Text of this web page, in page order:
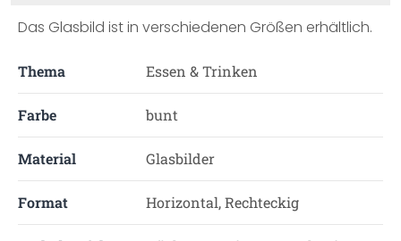
Das Glasbild ist in verschiedenen Größen erhältlich.
Thema Essen & Trinken
Farbe bunt
Material Glasbilder
Format Horizontal, Rechteckig